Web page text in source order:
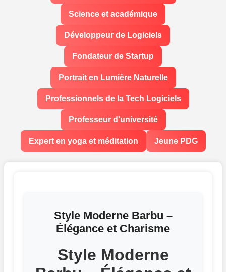
Science et académique
Développeur de Logiciels
Fondateur de Startup
Portrait en Lumière Naturelle
Professionnels de la Tech Logiciels
Professeur d'université
Expert en yoga et méditation Jeune PDG
Style Moderne Barbu –
Élégance et Charisme
Style Moderne